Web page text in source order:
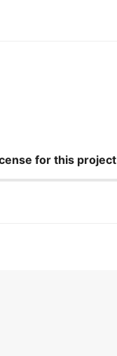
for this project